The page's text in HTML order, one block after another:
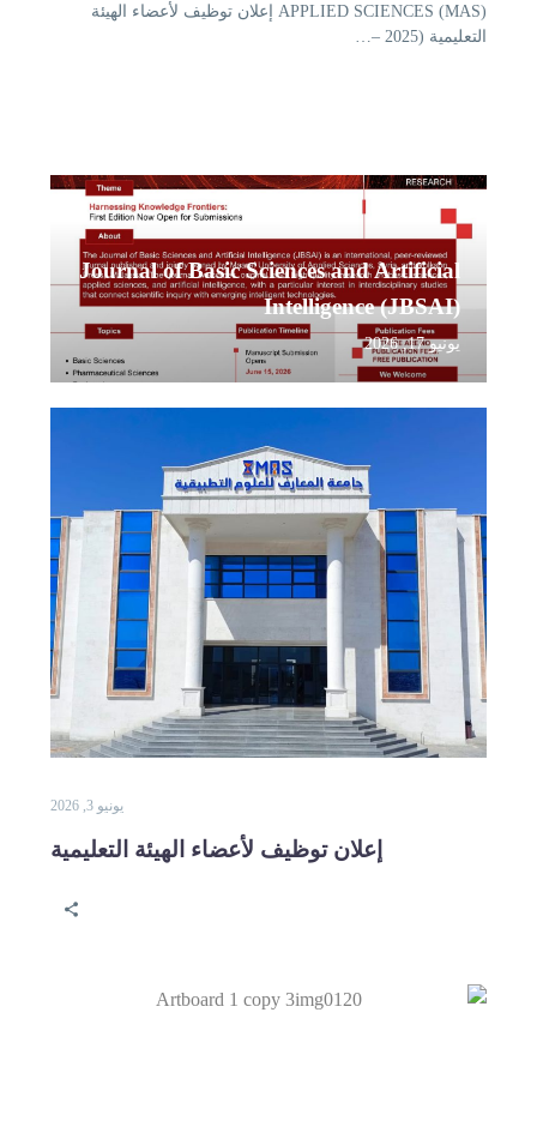
APPLIED SCIENCES (MAS) إعلان توظيف لأعضاء الهيئة
Journal of Basic Sciences and
Intelligence
إعلان توظيف لأعضاء الهيئة التعليمية